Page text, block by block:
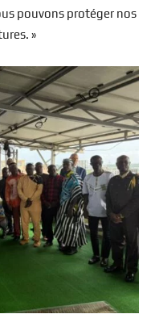
pouvons protéger nos
»